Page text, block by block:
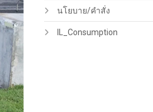
นโยบาย/คำสั่ง
IL_Consumption